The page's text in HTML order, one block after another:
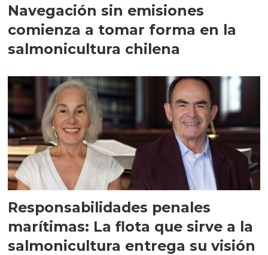
Navegación sin emisiones
comienza a tomar forma en la
salmonicultura chilena
Responsabilidades penales
marítimas: La flota que sirve a la
salmonicultura entrega su visión